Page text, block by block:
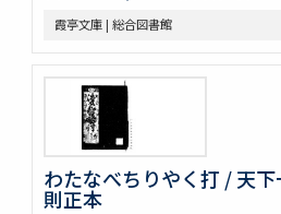
霞亭文庫 | 総合図書館
わたなべちりやく打 / 天
則正本